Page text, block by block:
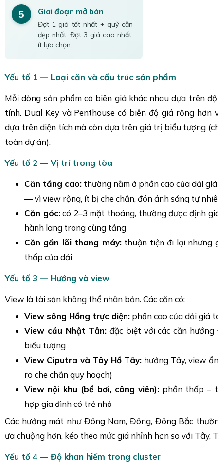
5 Giai đoạn mở bán
Đợt 1 giá tốt nhất + quỹ căn
đẹp nhất. Đợt 3 giá cao nhất,
ít lựa chọn.
Yếu tố 1 — Loại căn và cấu trúc sản phẩm
Mỗi dòng sản phẩm có biên giá khác nhau dựa trên
tính. Dual Key và Penthouse có biên độ giá rộng hơn
dựa trên diện tích mà còn dựa trên giá trị biểu tượng
toàn dự án).
Yếu tố 2 — Vị trí trong tòa
Căn tầng cao: thường nằm ở phần cao của dải
— vì view rộng, ít bị che chắn, đón ánh sáng tự
Căn góc:có 2–3 mặt thoáng, thường được định
hành lang trong cùng tầng
Căn gần lõi thang máy:thuận tiện đi lại nhưng
thấp của dải
Yếu tố 3 — Hướng và view
View là tài sản không thể nhân bản. Các căn có:
View sông Hồng trực diện: phần cao của dải giá
View cầu Nhật Tân: đặc biệt với các căn
biểu tượng
View Ciputra và Tây Hồ Tây: hướng Tây, view
ro che chắn quy hoạch)
View nội khu (bể bơi, công viên): phần thấp –
hợp gia đình có trẻ nhỏ
Các hướng mát như Đông Nam, Đông, Đông Bắc
ưa chuộng hơn, kéo theo mức giá nhỉnh hơn so với Tây,
Yếu tố 4 — Độ khan hiếm trong cluster